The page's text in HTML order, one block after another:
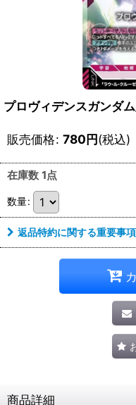
プロヴィデンスガンダ
販売価格: 780円(税込)
在庫数 1点
数量:
返品特約に関する重要事項
商品詳細